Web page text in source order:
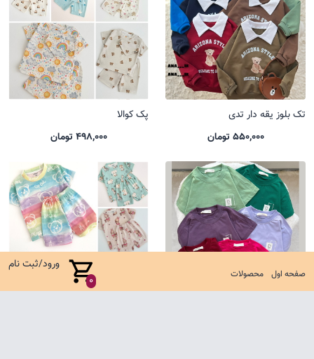
صفحه اول محصولات 0
ورود/ثبت نام
تک بلوز یقه دار تدی
550,000 تومان
پک کوالا
498,000 تومان